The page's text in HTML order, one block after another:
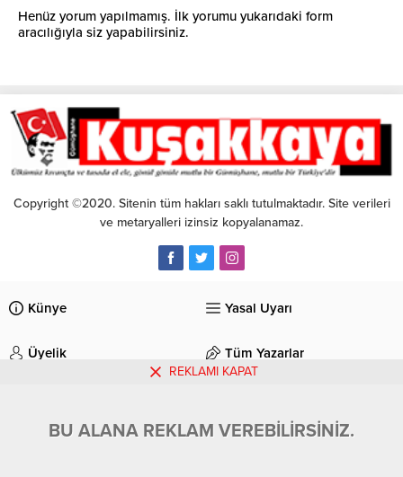
Henüz yorum yapılmamış. İlk yorumu yukarıdaki form
aracılığıyla siz yapabilirsiniz.
Copyright ©2020. Sitenin tüm hakları saklı tutulmaktadır. Site verileri
ve metaryalleri izinsiz kopyalanamaz.
Künye Yasal Uyarı
Üyelik Tüm Yazarlar
REKLAMI KAPAT
BU ALANA REKLAM VEREBİLİRSİNİZ.